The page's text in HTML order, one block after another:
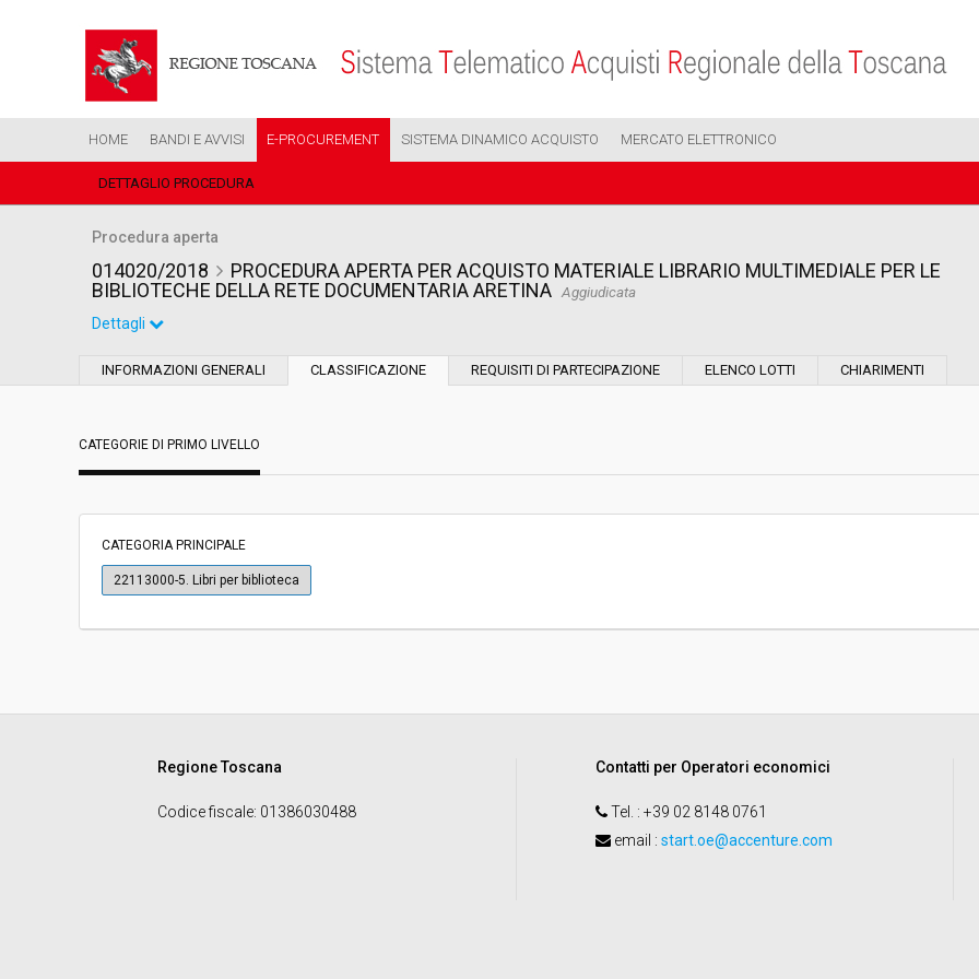
HOME BANDI E AVVISI E-PROCUREMENT SISTEMA DINAMICO ACQUISTO MERCATO ELETTRONICO
DETTAGLIO PROCEDURA
Procedura aperta
014020/2018
PROCEDURA APERTA PER ACQUISTO MATERIALE LIBRARIO MULTIMEDIALE PER LE
BIBLIOTECHE DELLA RETE DOCUMENTARIA ARETINA Aggiudicata
Svolgimento: Gara in busta chiusa Valore stimato della procedura:
Responsabile attuale:
Dettagli
INFORMAZIONI GENERALI CLASSIFICAZIONE REQUISITI DI PARTECIPAZIONE ELENCO LOTTI CHIARIMENTI
CATEGORIE DI PRIMO LIVELLO
CATEGORIA PRINCIPALE
22113000-5. Libri per biblioteca
Regione Toscana
Codice fiscale: 01386030488
Contatti per Operatori economici
Tel.
: +39 02 8148 0761
email : start.oe@accenture.com